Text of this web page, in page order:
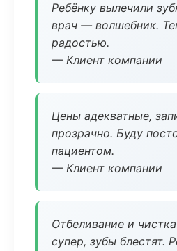
Ребёнку вылечили
врач — волшебник.
радостью.
— Клиент компании
Цены адекватные,
прозрачно. Буду
пациентом.
— Клиент компании
Отбеливание и
супер, зубы блестят.